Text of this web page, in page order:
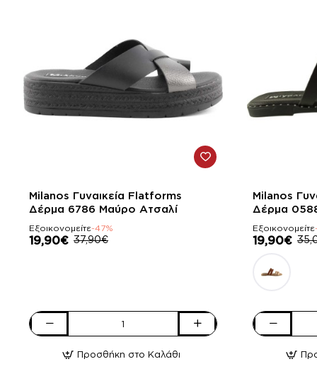
-47%
Milanos Γυναικεία Flatforms
Δέρμα 6786 Mαύρο Ατσαλί
Εξοικονομείτε-47%
19,90€ 37,90€
Milanos
FlatformsΠροσθήκη στο Καλάθι
-43%
Milanos
Δέρμα
Εξοικονομείτε
19,90€
Milanos
Σανδάλια